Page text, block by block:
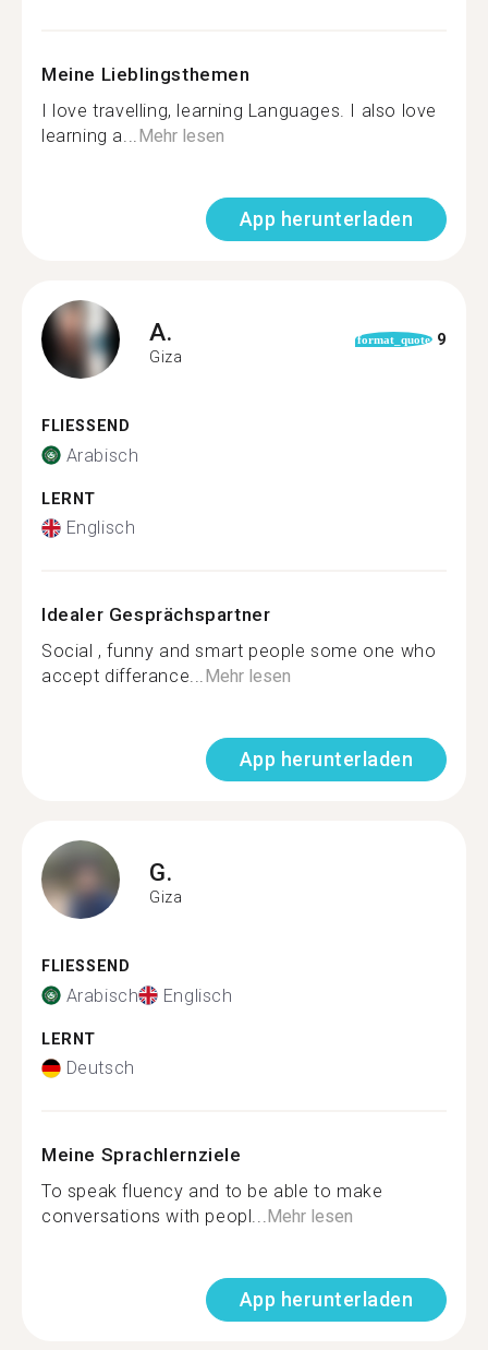
Meine Lieblingsthemen
I love travelling, learning Languages. I also love
learning a...Mehr lesen
App herunterladen
A.
Giza
format_quote 9
FLIESSEND
Arabisch
LERNT
Englisch
Idealer Gesprächspartner
Social , funny and smart people some one who
accept differance...Mehr lesen
App herunterladen
G.
Giza
FLIESSEND
Arabisch Englisch
LERNT
Deutsch
Meine Sprachlernziele
To speak fluency and to be able to make
conversations with peopl...Mehr lesen
App herunterladen